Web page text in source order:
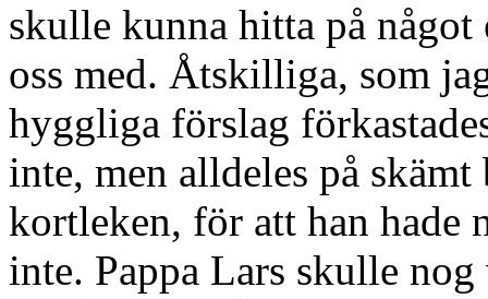
skulle kunna hitta på
oss med. Åtskilliga, som
hyggliga förslag
inte, men alldeles på skämt
kortleken, för att han hade
inte. Pappa Lars skulle nog